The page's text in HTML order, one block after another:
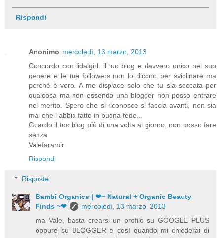
Rispondi
Anonimo mercoledì, 13 marzo, 2013
Concordo con lidalgirl: il tuo blog e davvero unico nel suo
genere e le tue followers non lo dicono per sviolinare ma
perché è vero. A me dispiace solo che tu sia seccata per
qualcosa ma non essendo una blogger non posso entrare
nel merito. Spero che si riconosce si faccia avanti, non sia
mai che l abbia fatto in buona fede...
Guardo il tuo blog più di una volta al giorno, non posso fare
senza
Valefaramir
Rispondi
Risposte
Bambi Organics | ❤~ Natural + Organic Beauty
Finds ~❤
mercoledì, 13 marzo, 2013
ma Vale, basta crearsi un profilo su GOOGLE PLUS
oppure su BLOGGER e così quando mi chiederai di